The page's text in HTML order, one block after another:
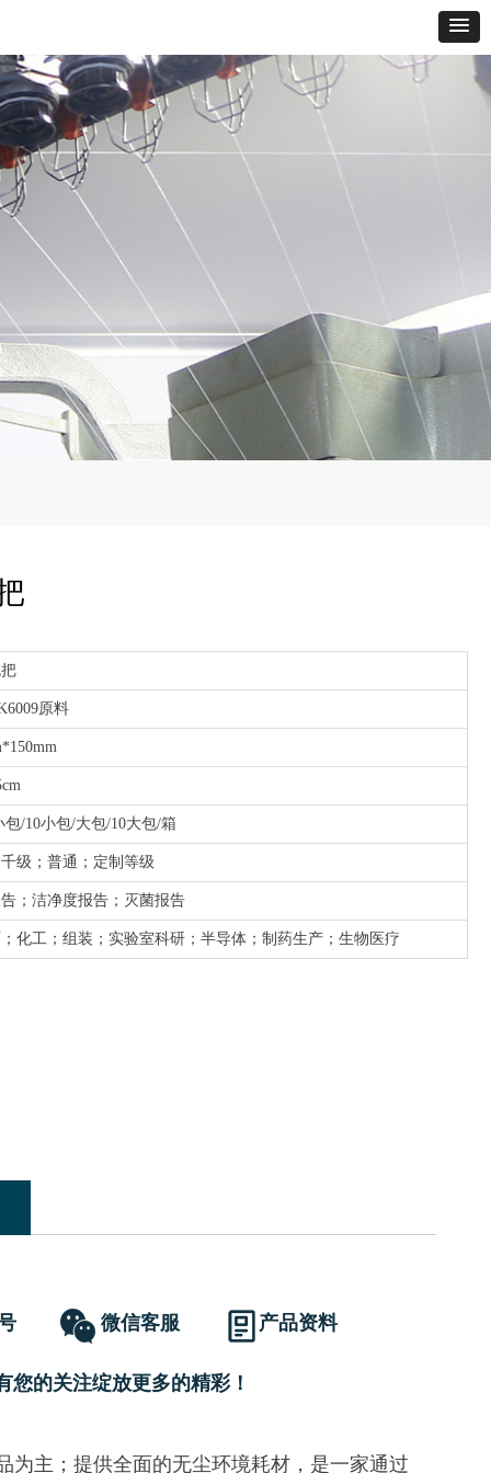
原料
包/10小包/大包/10大包/箱
级；普通；定制等级
告；洁净度报告；灭菌报告
化工；组装；实验室科研；半导体；制药生产；生物医疗
微信客服 产品资料
的关注绽放更多的精彩！
为主；提供全面的无尘环境耗材，是一家通过